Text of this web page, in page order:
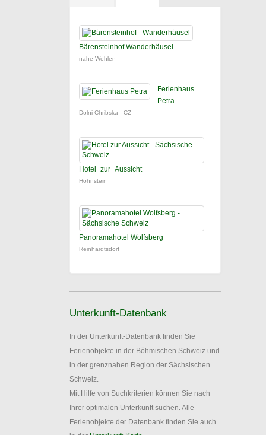
Bärensteinhof Wanderhäusel
nahe Wehlen
Ferienhaus
Petra
Dolni Chribska - CZ
Hotel_zur_Aussicht
Hohnstein
Panoramahotel Wolfsberg
Reinhardtsdorf
Unterkunft-Datenbank
In der Unterkunft-Datenbank finden Sie
Ferienobjekte in der Böhmischen Schweiz und
in der grenznahen Region der Sächsischen
Schweiz.
Mit Hilfe von Suchkriterien können Sie nach
Ihrer optimalen Unterkunft suchen. Alle
Ferienobjekte der Datenbank finden Sie auch